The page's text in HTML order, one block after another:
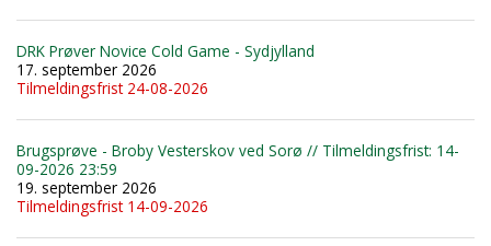
DRK Prøver Novice Cold Game - Sydjylland
17. september 2026
Tilmeldingsfrist 24-08-2026
Brugsprøve - Broby Vesterskov ved Sorø // Tilmeldingsfrist: 14-
09-2026 23:59
19. september 2026
Tilmeldingsfrist 14-09-2026